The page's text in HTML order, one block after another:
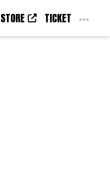
STORE TICKET